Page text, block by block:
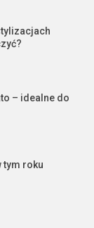
– idealne do
tym roku